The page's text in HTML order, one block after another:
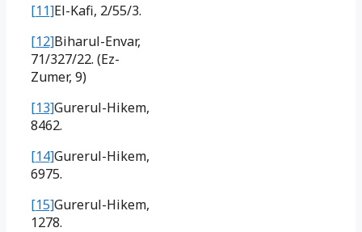
[11]El-Kafi, 2/55/3.
[12]Biharul-Envar,
71/327/22. (Ez-
Zumer, 9)
[13]Gurerul-Hikem,
8462.
[14]Gurerul-Hikem,
6975.
[15]Gurerul-Hikem,
1278.